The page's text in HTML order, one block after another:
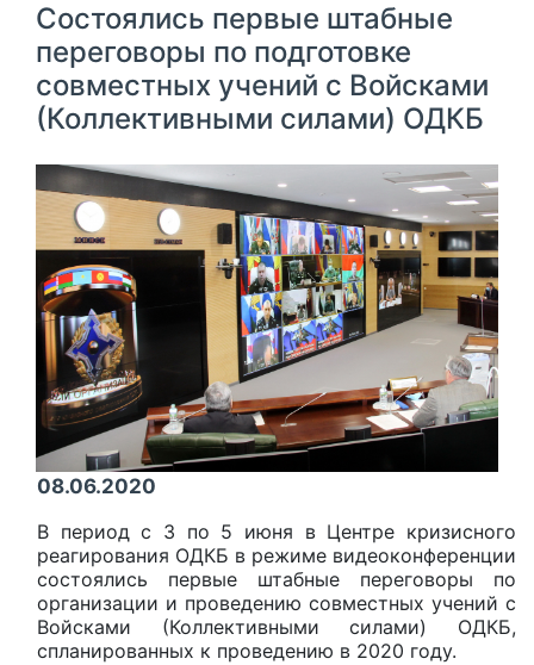
Состоялись первые штабные
переговоры по подготовке
совместных учений с Войсками
(Коллективными силами) ОДКБ
08.06.2020
В период с 3 по 5 июня в Центре кризисного
реагирования ОДКБ в режиме видеоконференции
состоялись первые штабные переговоры по
организации и проведению совместных учений с
Войсками (Коллективными силами) ОДКБ,
спланированных к проведению в 2020 году.